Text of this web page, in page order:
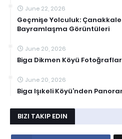
June 22, 2026
Geçmişe Yolculuk: Çanakkale
Bayramlaşma Görüntüleri
June 20, 2026
Biga Dikmen Köyü
June 20, 2026
Biga Işıkeli Köyü’nden
BIZI TAKIP EDIN